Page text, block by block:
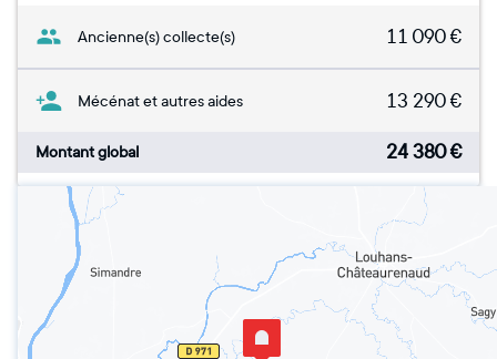
Ancienne(s) collecte(s) 11 090€
Mécénat et autres aides 13 290€
Montant global 24 380€